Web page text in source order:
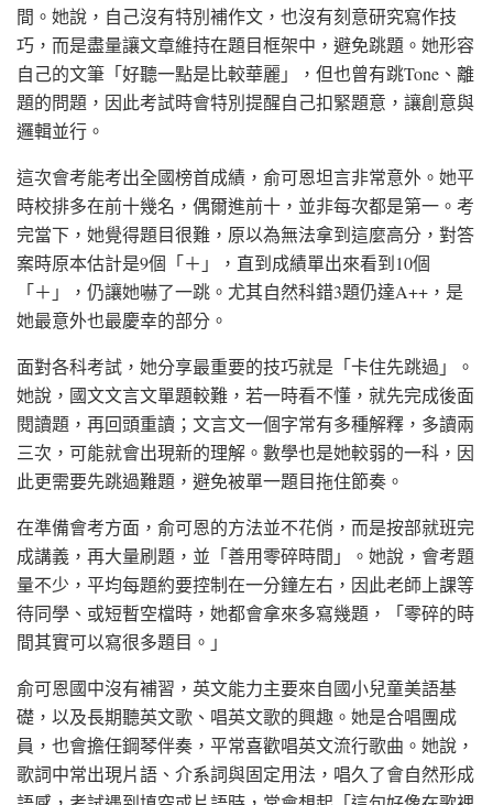
間。她說，自己沒有特別補作文，也沒有刻意研究寫作技
巧，而是盡量讓文章維持在題目框架中，避免跳題。她形容
自己的文筆「好聽一點是比較華麗」，但也曾有跳Tone、離
題的問題，因此考試時會特別提醒自己扣緊題意，讓創意與
邏輯並行。
這次會考能考出全國榜首成績，俞可恩坦言非常意外。她平
時校排多在前十幾名，偶爾進前十，並非每次都是第一。考
完當下，她覺得題目很難，原以為無法拿到這麼高分，對答
案時原本估計是9個「＋」，直到成績單出來看到10個
「＋」，仍讓她嚇了一跳。尤其自然科錯3題仍達A++，是
她最意外也最慶幸的部分。
面對各科考試，她分享最重要的技巧就是「卡住先跳過」。
她說，國文文言文單題較難，若一時看不懂，就先完成後面
閱讀題，再回頭重讀；文言文一個字常有多種解釋，多讀兩
三次，可能就會出現新的理解。數學也是她較弱的一科，因
此更需要先跳過難題，避免被單一題目拖住節奏。
在準備會考方面，俞可恩的方法並不花俏，而是按部就班完
成講義，再大量刷題，並「善用零碎時間」。她說，會考題
量不少，平均每題約要控制在一分鐘左右，因此老師上課等
待同學、或短暫空檔時，她都會拿來多寫幾題，「零碎的時
間其實可以寫很多題目。」
俞可恩國中沒有補習，英文能力主要來自國小兒童美語基
礎，以及長期聽英文歌、唱英文歌的興趣。她是合唱團成
員，也會擔任鋼琴伴奏，平常喜歡唱英文流行歌曲。她說，
歌詞中常出現片語、介系詞與固定用法，唱久了會自然形成